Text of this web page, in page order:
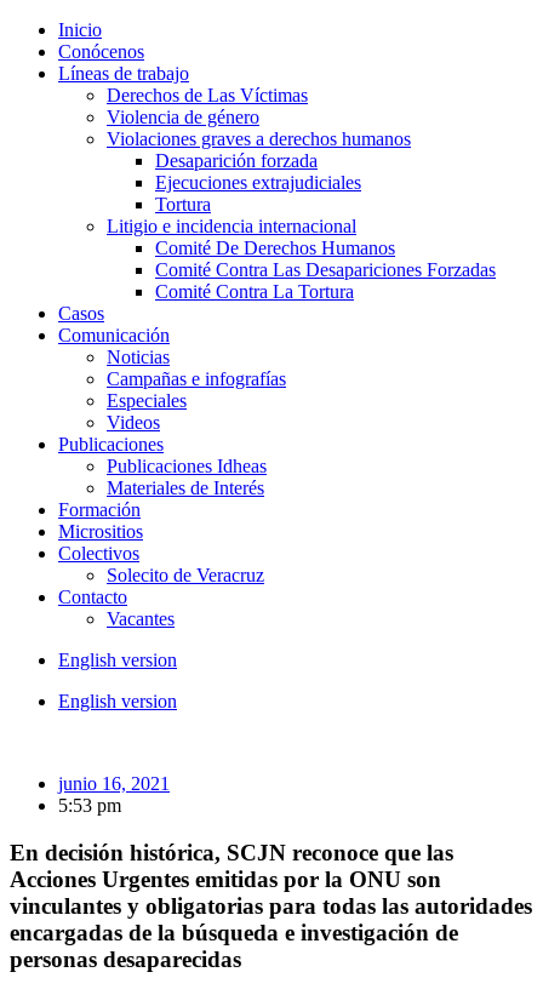
Inicio
Conócenos
Líneas de trabajo
Derechos de Las Víctimas
Violencia de género
Violaciones graves a derechos humanos
Desaparición forzada​
Ejecuciones extrajudiciales
Tortura
Litigio e incidencia internacional
Comité De Derechos Humanos​
Comité Contra Las Desapariciones Forzadas
Comité Contra La Tortura​
Casos
Comunicación
Noticias
Campañas e infografías
Especiales
Videos
Publicaciones
Publicaciones Idheas
Materiales de Interés
Formación
Micrositios
Colectivos
Solecito de Veracruz
Contacto
Vacantes
English version
English version
junio 16, 2021
5:53 pm
En decisión histórica, SCJN reconoce que las
Acciones Urgentes emitidas por la ONU son
vinculantes y obligatorias para todas las autoridades
encargadas de la búsqueda e investigación de
personas desaparecidas